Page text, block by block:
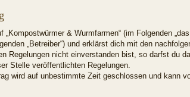
„Kompostwürmer & Wurmfarmen“ (im Folgenden
„Betreiber“) und erklärst dich mit den
Regelungen nicht einverstanden bist, so darfst du
Stelle veröffentlichten Regelungen.
wird auf unbestimmte Zeit geschlossen und kann